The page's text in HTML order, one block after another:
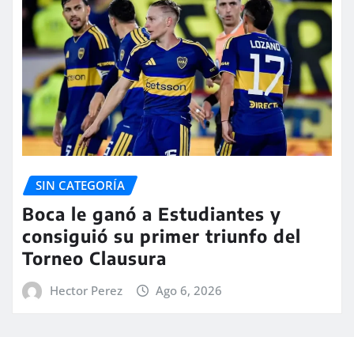
SIN CATEGORÍA
Boca le ganó a Estudiantes y
consiguió su primer triunfo del
Torneo Clausura
Hector Perez Ago 6, 2026